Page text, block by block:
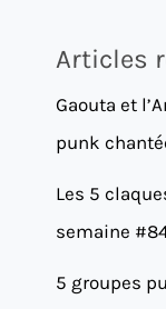
Articles
Gaouta et
punk
Les 5
semaine
5 groupes